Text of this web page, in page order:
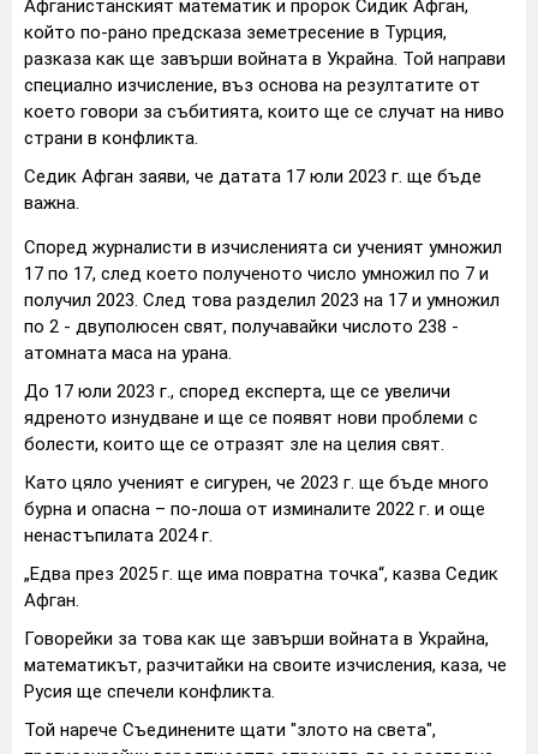
Афганистанският математик и пророк Сидик Афган,
който по-рано предсказа земетресение в Турция,
разказа как ще завърши войната в Украйна. Той направи
специално изчисление, въз основа на резултатите от
което говори за събитията, които ще се случат на ниво
страни в конфликта.
Седик Афган заяви, че датата 17 юли 2023 г. ще бъде
важна.
Според журналисти в изчисленията си ученият умножил
17 по 17, след което полученото число умножил по 7 и
получил 2023. След това разделил 2023 на 17 и умножил
по 2 - двуполюсен свят, получавайки числото 238 -
атомната маса на урана.
До 17 юли 2023 г., според експерта, ще се увеличи
ядреното изнудване и ще се появят нови проблеми с
болести, които ще се отразят зле на целия свят.
Като цяло ученият е сигурен, че 2023 г. ще бъде много
бурна и опасна – по-лоша от изминалите 2022 г. и още
ненастъпилата 2024 г.
„Едва през 2025 г. ще има повратна точка“, казва Седик
Афган.
Говорейки за това как ще завърши войната в Украйна,
математикът, разчитайки на своите изчисления, каза, че
Русия ще спечели конфликта.
Той нарече Съединените щати "злото на света",